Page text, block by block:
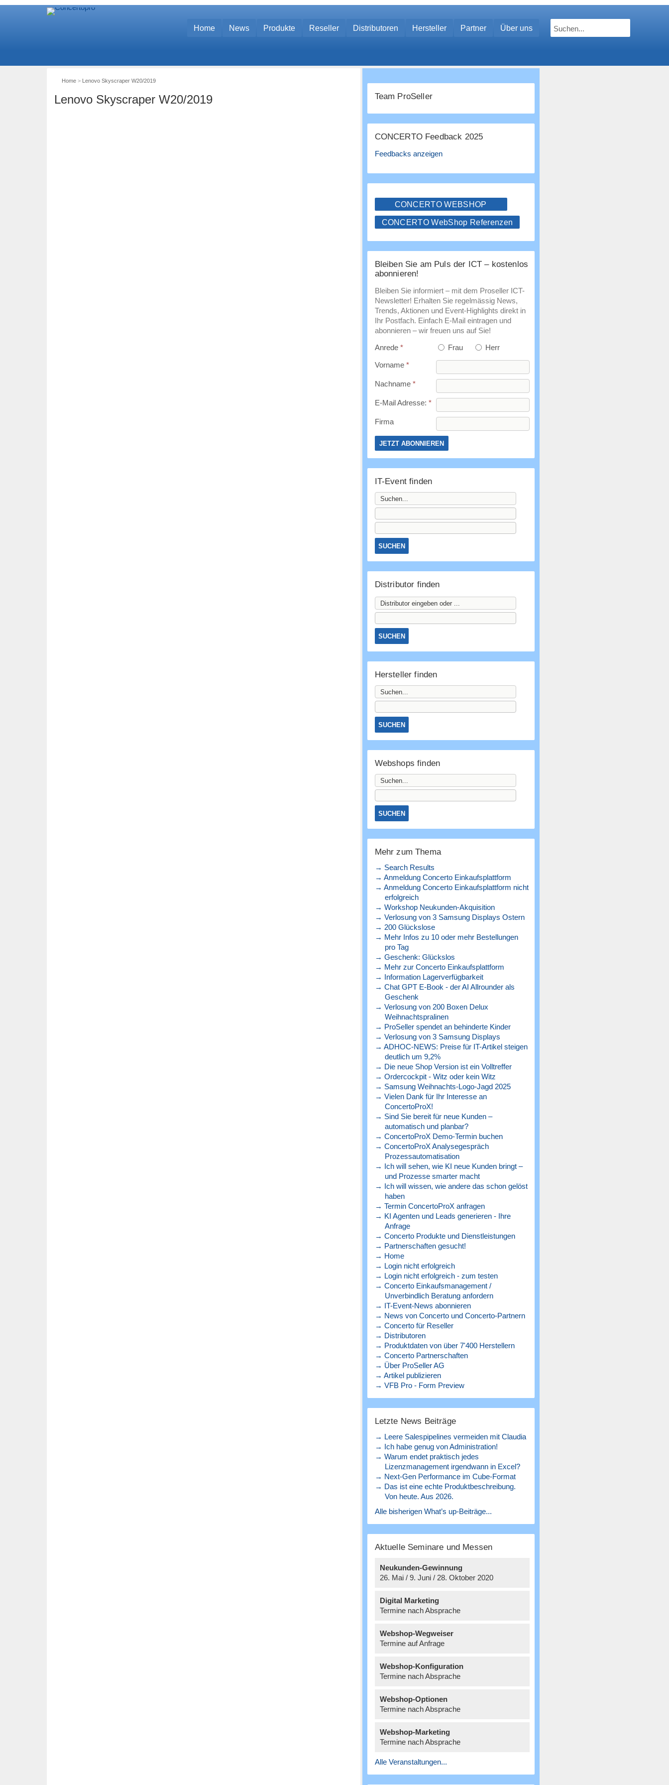
Home News Produkte Reseller Distributoren Hersteller Partner Über uns
Home> Lenovo Skyscraper W20/2019
Lenovo Skyscraper W20/2019 Team ProSeller
CONCERTO Feedback 2025
Feedbacks anzeigen
CONCERTO WEBSHOP
CONCERTO WebShop Referenzen
Bleiben Sie am Puls der ICT – kostenlos
abonnieren!
Bleiben Sie informiert – mit dem Proseller ICT-
Newsletter! Erhalten Sie regelmässig News,
Trends, Aktionen und Event-Highlights direkt in
Ihr Postfach. Einfach E-Mail eintragen und
abonnieren – wir freuen uns auf Sie!
Anrede * Frau Herr
Vorname *
Nachname *
E-Mail Adresse: *
Firma
IT-Event finden
Distributor finden
Hersteller finden
Webshops finden
Mehr zum Thema
→ Search Results
→ Anmeldung Concerto Einkaufsplattform
→ Anmeldung Concerto Einkaufsplattform nicht
erfolgreich
→ Workshop Neukunden-Akquisition
→ Verlosung von 3 Samsung Displays Ostern
→ 200 Glückslose
→ Mehr Infos zu 10 oder mehr Bestellungen
pro Tag
→ Geschenk: Glückslos
→ Mehr zur Concerto Einkaufsplattform
→ Information Lagerverfügbarkeit
→ Chat GPT E-Book - der AI Allrounder als
Geschenk
→ Verlosung von 200 Boxen Delux
Weihnachtspralinen
→ ProSeller spendet an behinderte Kinder
→ Verlosung von 3 Samsung Displays
→ ADHOC-NEWS: Preise für IT-Artikel steigen
deutlich um 9,2%
→ Die neue Shop Version ist ein Volltreffer
→ Ordercockpit - Witz oder kein Witz
→ Samsung Weihnachts-Logo-Jagd 2025
→ Vielen Dank für Ihr Interesse an
ConcertoProX!
→ Sind Sie bereit für neue Kunden –
automatisch und planbar?
→ ConcertoProX Demo-Termin buchen
→ ConcertoProX Analysegespräch
Prozessautomatisation
→ Ich will sehen, wie KI neue Kunden bringt –
und Prozesse smarter macht
→ Ich will wissen, wie andere das schon gelöst
haben
→ Termin ConcertoProX anfragen
→ KI Agenten und Leads generieren - Ihre
Anfrage
→ Concerto Produkte und Dienstleistungen
→ Partnerschaften gesucht!
→ Home
→ Login nicht erfolgreich
→ Login nicht erfolgreich - zum testen
→ Concerto Einkaufsmanagement /
Unverbindlich Beratung anfordern
→ IT-Event-News abonnieren
→ News von Concerto und Concerto-Partnern
→ Concerto für Reseller
→ Distributoren
→ Produktdaten von über 7'400 Herstellern
→ Concerto Partnerschaften
→ Über ProSeller AG
→ Artikel publizieren
→ VFB Pro - Form Preview
Letzte News Beiträge
→ Leere Salespipelines vermeiden mit Claudia
→ Ich habe genug von Administration!
→ Warum endet praktisch jedes
Lizenzmanagement irgendwann in Excel?
→ Next-Gen Performance im Cube-Format
→ Das ist eine echte Produktbeschreibung.
Von heute. Aus 2026.
Alle bisherigen What’s up-Beiträge...
Aktuelle Seminare und Messen
Neukunden-Gewinnung
26. Mai / 9. Juni / 28. Oktober 2020
Digital Marketing
Termine nach Absprache
Webshop-Wegweiser
Termine auf Anfrage
Webshop-Konfiguration
Termine nach Absprache
Webshop-Optionen
Termine nach Absprache
Webshop-Marketing
Termine nach Absprache
Alle Veranstaltungen...